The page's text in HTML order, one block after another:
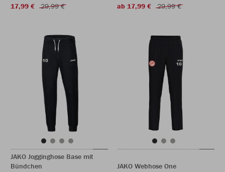
17,99 €
29,99 €
ab 17,99 €
29,99 €
JAKO Jogginghose Base mit
Bündchen
JAKO Webhose One